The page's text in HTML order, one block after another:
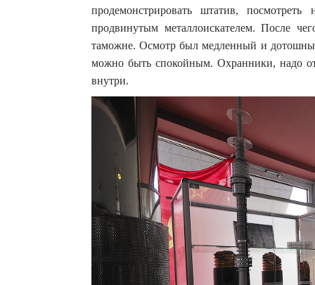
продемонстрировать штатив,
продвинутым металлоискателем. После
таможне. Осмотр был медленный и
можно быть спокойным. Охранники, надо
внутри.